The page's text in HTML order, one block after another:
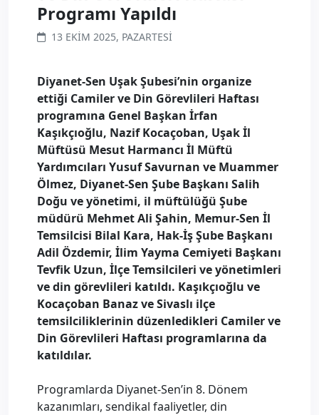
Programı Yapıldı
13 EKIM 2025, PAZARTESI
Diyanet-Sen Uşak Şubesi’nin organize
ettiği Camiler ve Din Görevlileri Haftası
programına Genel Başkan İrfan
Kaşıkçıoğlu, Nazif Kocaçoban, Uşak İl
Müftüsü Mesut Harmancı İl Müftü
Yardımcıları Yusuf Savurnan ve Muammer
Ölmez, Diyanet-Sen Şube Başkanı Salih
Doğu ve yönetimi, il müftülüğü Şube
müdürü Mehmet Ali Şahin, Memur-Sen İl
Temsilcisi Bilal Kara, Hak-İş Şube Başkanı
Adil Özdemir, İlim Yayma Cemiyeti Başkanı
Tevfik Uzun, İlçe Temsilcileri ve yönetimleri
ve din görevlileri katıldı. Kaşıkçıoğlu ve
Kocaçoban Banaz ve Sivaslı ilçe
temsilciliklerinin düzenledikleri Camiler ve
Din Görevlileri Haftası programlarına da
katıldılar.
Programlarda Diyanet-Sen’in 8. Dönem
kazanımları, sendikal faaliyetler, din